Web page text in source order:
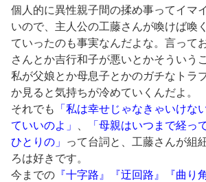
個人的に異性親子間の揉め事ってイマ
いので、主人公の工藤さんが喚けば喚
ていったのも事実なんだよな。言って
さんとか吉行和子が悪いとかそういう
私が父娘とか母息子とかのガチなトラ
か見ると気持ちが冷めていくんだよ。
それでも
「私は幸せじゃなきゃいけな
ていいのよ」
「母親はいつまで経っ
ひとりの」
って台詞と、工藤さんが組
ろは好きです。
今までの 『十字路』『迂回路』『曲り角